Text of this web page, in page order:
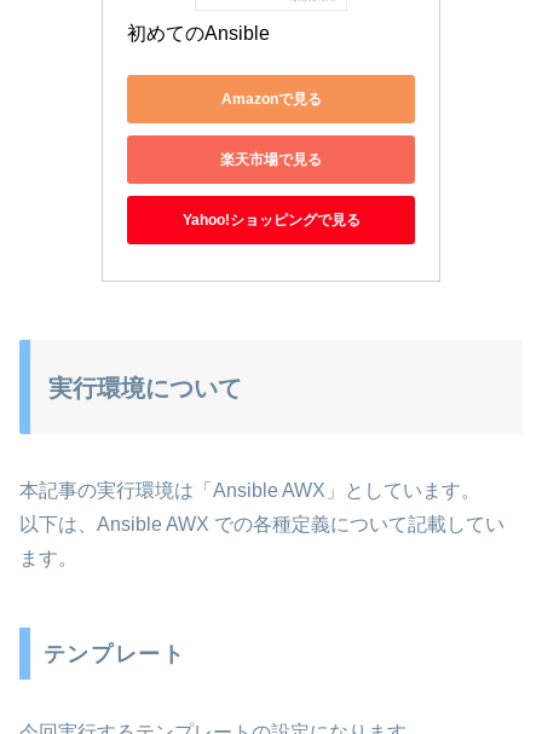
初めてのAnsible
Amazonで見る
楽天市場で見る
Yahoo!ショッピングで見る
実行環境について
本記事の実行環境は「Ansible AWX」としています。
以下は、Ansible AWX での各種定義について記載してい
ます。
テンプレート